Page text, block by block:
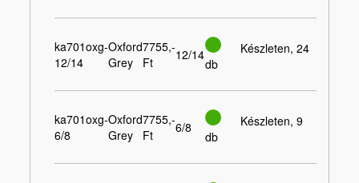
ka701oxg-
12/14
Oxford
Grey
7755,-
Ft
12/14
Készleten, 24
db
ka701oxg-
6/8
Oxford
Grey
7755,-
Ft
6/8
Készleten, 9
db